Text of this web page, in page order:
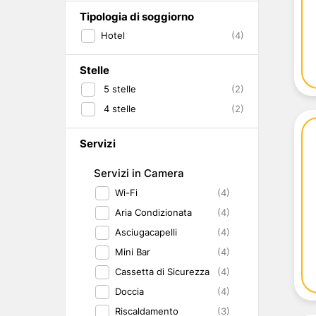
Abruzzo
Emilia Romagna
Valle d'Aosta
Trentino-Alto Adige
Friuli-Venezia Giulia
Marche
Malta
Isole del Golfo di Napoli
Lampedusa
Pantelleria
Viaggio con Amici
Pet Friendly
Gourmet &
Benessere e
Tipologia di soggiorno
Hotel (4)
Stelle
5 stelle
(2)
4 stelle (2)
Servizi
Servizi in Camera
Wi-Fi
(4)
Aria Condizionata
(4)
Asciugacapelli
(4)
Mini Bar
(4)
Cassetta di Sicurezza
(4)
Doccia
(4)
Riscaldamento
(3)